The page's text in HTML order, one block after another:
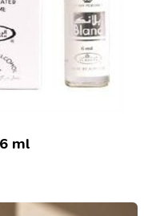
ml